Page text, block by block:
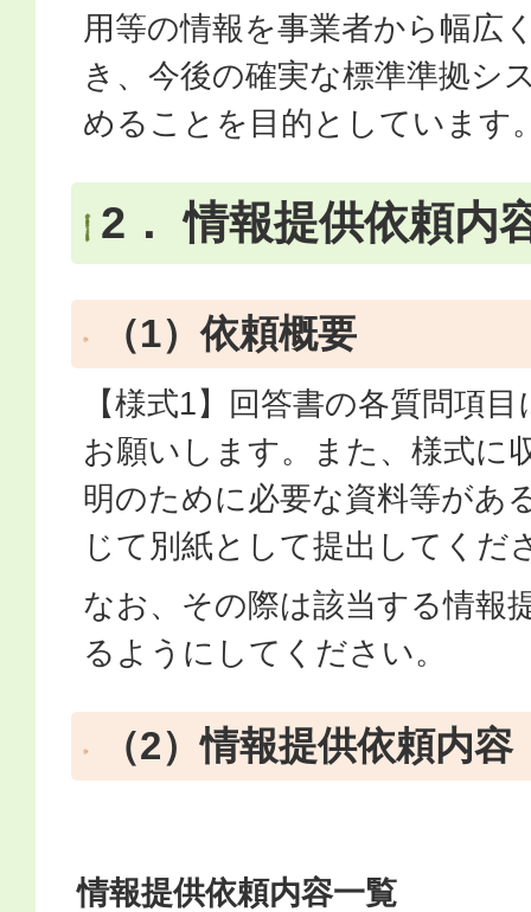
用等の情報を事業者から幅広
き、今後の確実な標準準拠シ
めることを目的としています
2． 情報提供依頼内
（1）依頼概要
【様式1】回答書の各質問項
お願いします。また、様式に
明のために必要な資料等があ
じて別紙として提出してくだ
なお、その際は該当する情報
るようにしてください。
（2）情報提供依頼内容
情報提供依頼内容一覧